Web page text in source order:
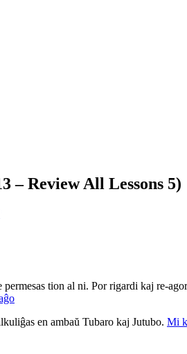
– Review All Lessons 5)
tion al ni. Por rigardi kaj re-
en ambaŭ Tubaro kaj Jutubo. Mi